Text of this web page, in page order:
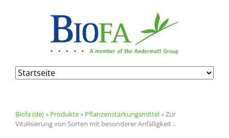
Navigation
überspringen
Biofa (de)» Produkte» Pflanzenstärkungsmittel»Zur
Vitalisierung von Sorten mit besonderer Anfälligkeit ..